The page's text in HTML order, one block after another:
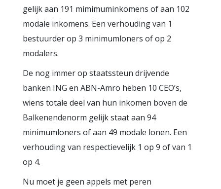
gelijk aan 191 mimimuminkomens of aan 102
modale inkomens. Een verhouding van 1
bestuurder op 3 minimumloners of op 2
modalers.
De nog immer op staatssteun drijvende
banken ING en ABN-Amro heben 10 CEO’s,
wiens totale deel van hun inkomen boven de
Balkenendenorm gelijk staat aan 94
minimumloners of aan 49 modale lonen. Een
verhouding van respectievelijk 1 op 9 of van 1
op 4.
Nu moet je geen appels met peren